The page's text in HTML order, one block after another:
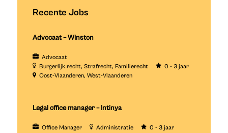
Recente Jobs
Advocaat – Winston
Advocaat
Burgerlijk recht Strafrecht Familierecht
0 - 3 jaar
Oost-Vlaanderen West-Vlaanderen
Legal office manager – Intinya
Office Manager Administratie
0 - 3 jaar